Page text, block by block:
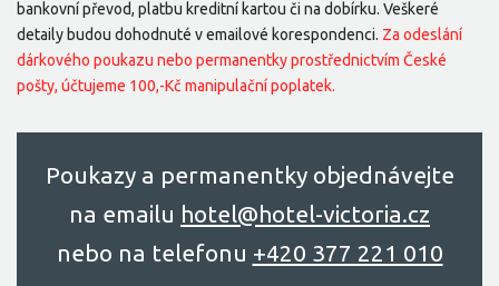
bankovní převod, platbu kreditní kartou či na dobírku. Veškeré
detaily budou dohodnuté v emailové korespondenci. Za odeslání
dárkového poukazu nebo permanentky prostřednictvím České
pošty, účtujeme 100,-Kč manipulační poplatek.
Poukazy a permanentky objednávejte
na emailu hоtel@hоtel-victоriа.cz
nebo na telefonu +420 377 221 010